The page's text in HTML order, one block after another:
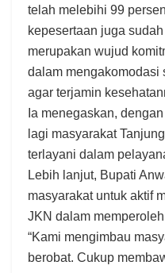
telah melebihi 99
kepesertaan juga
merupakan wujud
dalam mengakomodasi
agar terjamin
Ia menegaskan,
lagi masyarakat
terlayani dalam
Lebih lanjut, Bupati
masyarakat untuk aktif
JKN dalam
“Kami mengimbau
berobat. Cukup